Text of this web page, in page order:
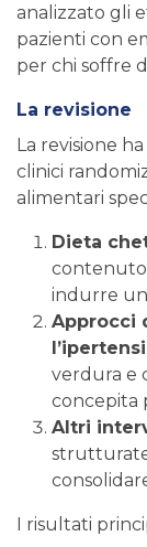
analizzato gli
pazienti con
per chi soffre
La revisione
La revisione
clinici
alimentari
Dieta
contenuto
indurre
Approcci
verdura e
concepita
Altri
strutturate
I risultati